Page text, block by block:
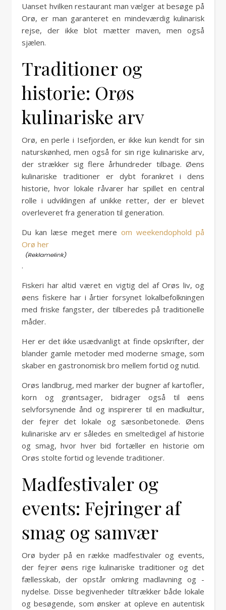
Uanset hvilken restaurant man vælger at besøge på
Orø, er man garanteret en mindeværdig kulinarisk
rejse, der ikke blot mætter maven, men også
sjælen.
Traditioner og
historie: Orøs
kulinariske arv
Orø, en perle i Isefjorden, er ikke kun kendt for sin
naturskønhed, men også for sin rige kulinariske arv,
der strækker sig flere århundreder tilbage. Øens
kulinariske traditioner er dybt forankret i dens
historie, hvor lokale råvarer har spillet en central
rolle i udviklingen af unikke retter, der er blevet
overleveret fra generation til generation.
Du kan læse meget mereom weekendophold på
Orø her
.
Fiskeri har altid været en vigtig del af Orøs liv, og
øens fiskere har i årtier forsynet lokalbefolkningen
med friske fangster, der tilberedes på traditionelle
måder.
Her er det ikke usædvanligt at finde opskrifter, der
blander gamle metoder med moderne smage, som
skaber en gastronomisk bro mellem fortid og nutid.
Orøs landbrug, med marker der bugner af kartofler,
korn og grøntsager, bidrager også til øens
selvforsynende ånd og inspirerer til en madkultur,
der fejrer det lokale og sæsonbetonede. Øens
kulinariske arv er således en smeltedigel af historie
og smag, hvor hver bid fortæller en historie om
Orøs stolte fortid og levende traditioner.
Madfestivaler og
events: Fejringer af
smag og samvær
Orø byder på en række madfestivaler og events,
der fejrer øens rige kulinariske traditioner og det
fællesskab, der opstår omkring madlavning og -
nydelse. Disse begivenheder tiltrækker både lokale
og besøgende, som ønsker at opleve en autentisk